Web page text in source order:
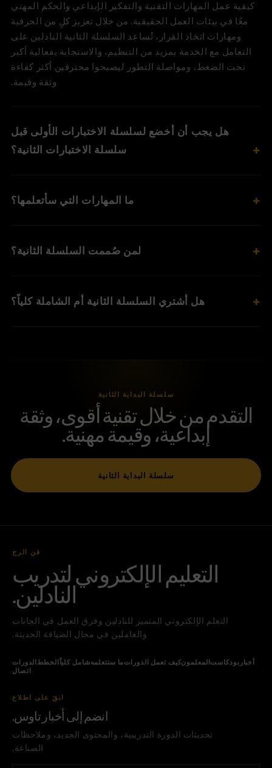
كيفية عمل المهارات التقنية والتفكير الإبداعي والحكم المهني
معًا في بيئات العمل الحقيقية. من خلال تعزيز كلٍ من الحرفية
ومهارات اتخاذ القرار، تُساعد السلسلة الثانية النادلين على
التعامل مع الخدمة بمزيد من التنظيم، والاستجابة بفعالية أكبر
تحت الضغط، ومواصلة التطور ليصبحوا محترفين أكثر كفاءة
وثقة وقيمة.
هل يجب أن أخضع لسلسلة الاختبارات الأولى قبل
سلسلة الاختبارات الثانية؟
ما المهارات التي سأتعلمها؟
لمن صُممت السلسلة الثانية؟
هل أشتري السلسلة الثانية أم الشاملة كلياً؟
سلسلة البداية الثانية
التقدم من خلال تقنية أقوى، وثقة
إبداعية، وقيمة مهنية.
سلسلة البداية الثانية
فن الرج
التعليم الإلكتروني لتدريب
النادلين.
التعلم الإلكتروني المتميز للنادلين وفرق العمل في الحانات
والعاملين في مجال الضيافة الحديثة.
الدورات الخطط شامل كلياًما ستتعلمهكيف تعمل الدوراتالمعلمون بودكاست أخبار
اتصال
ابقَ على اطلاع
انضم إلى أخبار تاوس.
تحديثات الدورة التدريبية، والمحتوى الجديد، وملاحظات
الصناعة.